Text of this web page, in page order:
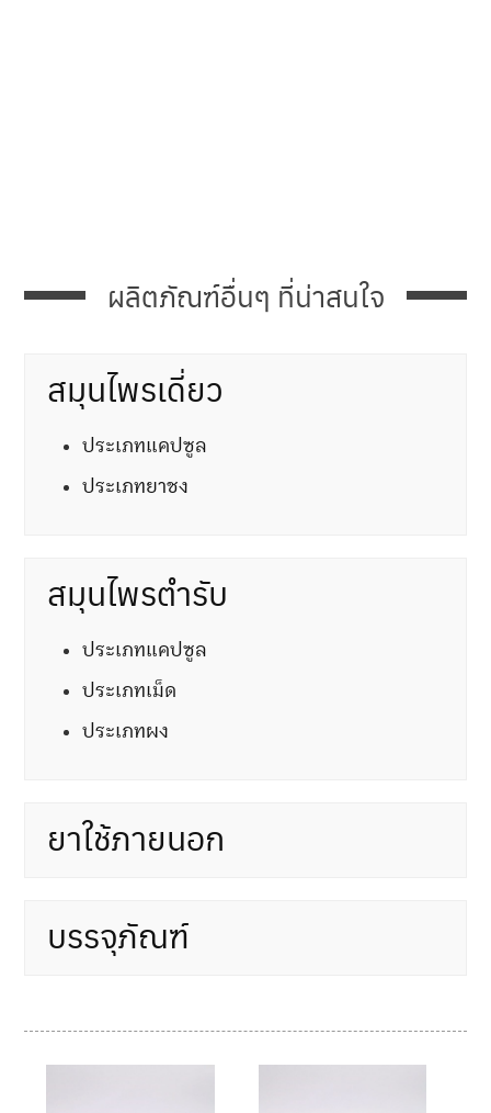
ผลิตภัณฑ์อื่นๆ ที่น่าสนใจ
สมุนไพรเดี่ยว
ประเภทแคปซูล
ประเภทยาชง
สมุนไพรตำรับ
ประเภทแคปซูล
ประเภทเม็ด
ประเภทผง
ยาใช้ภายนอก
บรรจุภัณฑ์